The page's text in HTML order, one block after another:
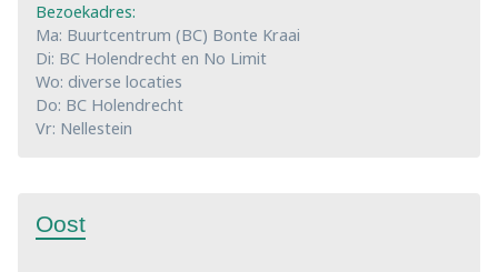
Bezoekadres:
Ma: Buurtcentrum (BC) Bonte Kraai
Di: BC Holendrecht en No Limit
Wo: diverse locaties
Do: BC Holendrecht
Vr: Nellestein
Oost